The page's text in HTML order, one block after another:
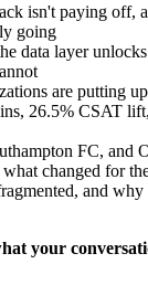
isn't paying off,
going
data layer
are putting
26.5% CSAT
FC, and
changed for
and
your